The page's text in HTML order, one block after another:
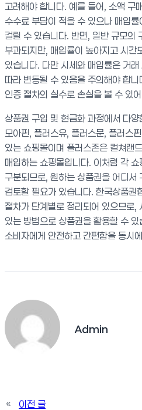
고려해야 합니다. 예를 들어, 소액 구
수수료 부담이 적을 수 있으나 매입
걸릴 수 있습니다. 반면, 일반 규모의
부과되지만, 매입률이 높아지고 시간
있습니다. 다만 시세와 매입률은 거
따라 변동될 수 있음을 주의해야 합
인증 절차의 실수로 손실을 볼 수 있
상품권 구입 및 현금화 과정에서 다
모아핀, 플러스유, 플러스문, 플러스
있는 쇼핑몰이며 플러스존은 컬쳐랜
매입하는 쇼핑몰입니다. 이처럼 각
구분되므로, 원하는 상품권을 어디서
검토할 필요가 있습니다. 한국상품권
절차가 단계별로 정리되어 있으므로,
있는 방법으로 상품권을 활용할 수
소비자에게 안전하고 간편함을 동시
Admin
«
이전 글